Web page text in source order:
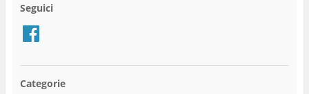
Seguici
Facebook
Categorie